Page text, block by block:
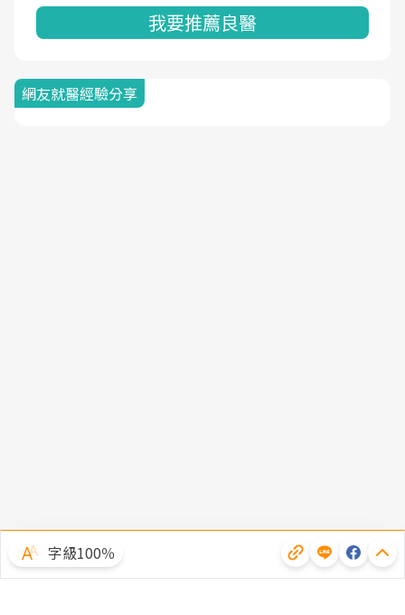
我要推薦良醫
網友就醫經驗分享
字級100％